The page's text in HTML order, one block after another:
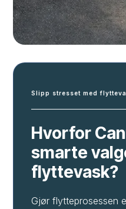
Slipp stresset med
Hvorfor
smarte
flyttevask?
Gjør flytteprosessen